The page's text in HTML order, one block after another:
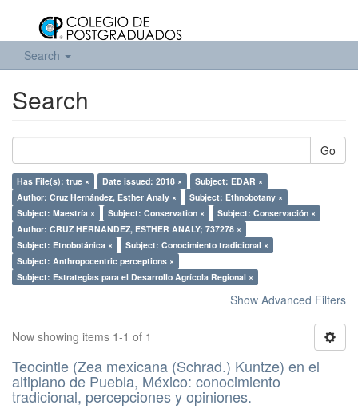
Search
Search
Go
Has File(s): true × Date issued: 2018 ×
Subject: EDAR ×
Author: Cruz Hernández, Esther Analy ×
Subject: Ethnobotany ×
Subject: Maestría ×
Subject: Conservation ×
Subject: Conservación ×
Author: CRUZ HERNANDEZ, ESTHER ANALY; 737278 ×
Subject: Etnobotánica ×
Subject: Conocimiento tradicional ×
Subject: Anthropocentric perceptions ×
Subject: Estrategias para el Desarrollo Agrícola Regional ×
Show Advanced Filters
Now showing items 1-1 of 1
Teocintle (Zea mexicana (Schrad.) Kuntze) en el
altiplano de Puebla, México: conocimiento
tradicional, percepciones y opiniones.